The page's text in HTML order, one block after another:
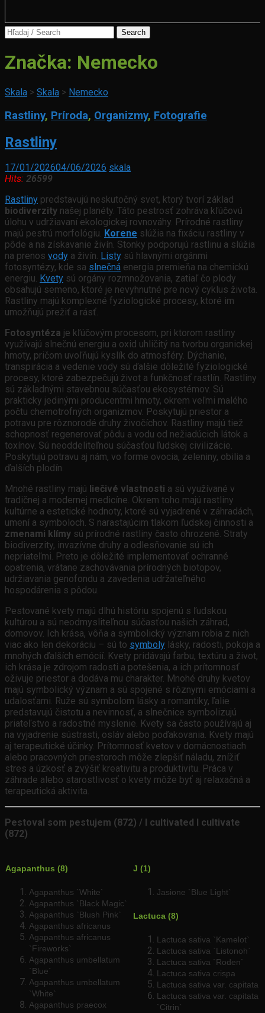
Search
Značka: Nemecko
Skala > Skala > Nemecko
Rastliny, Príroda, Organizmy, Fotografie
Rastliny
17/01/202604/06/2026 skala
Hits: 26599
Rastliny predstavujú neskutočný svet, ktorý tvorí základ
biodiverzity našej planéty. Táto pestrosť zohráva kľúčovú
úlohu v udržiavaní ekologickej rovnováhy. Prírodné rastliny
majú pestrú morfológiu. Korene slúžia na fixáciu rastliny v
pôde a na získavanie živín. Stonky podporujú rastlinu a slúžia
na prenos vody a živín. Listy sú hlavnými orgánmi
fotosyntézy, kde sa slnečná energia premieňa na chemickú
energiu. Kvety sú orgány rozmnožovania, zatiaľ čo plody
obsahujú semeno, ktoré je nevyhnutné pre nový cyklus života.
Rastliny majú komplexné fyziologické procesy, ktoré im
umožňujú prežiť a rásť.
Fotosyntéza je kľúčovým procesom, pri ktorom rastliny
využívajú slnečnú energiu a oxid uhličitý na tvorbu organickej
hmoty, pričom uvoľňujú kyslík do atmosféry. Dýchanie,
transpirácia a vedenie vody sú ďalšie dôležité fyziologické
procesy, ktoré zabezpečujú život a funkčnosť rastlín. Rastliny
sú základnými stavebnou súčasťou ekosystémov. Sú
prakticky jedinými producentmi hmoty, okrem veľmi malého
počtu chemotrofných organizmov. Poskytujú priestor a
potravu pre rôznorodé druhy živočíchov. Rastliny majú tiež
schopnosť regenerovať pôdu a vodu od nežiadúcich látok a
toxínov. Sú neoddeliteľnou súčasťou ľudskej civilizácie.
Poskytujú potravu aj nám, vo forme ovocia, zeleniny, obilia a
ďalších plodín.
Mnohé rastliny majú liečivé vlastnosti a sú využívané v
tradičnej a modernej medicíne. Okrem toho majú rastliny
kultúrne a estetické hodnoty, ktoré sú vyjadrené v záhradách,
umení a symboloch. S narastajúcim tlakom ľudskej činnosti a
zmenami klímy sú prírodné rastliny často ohrozené. Straty
biodiverzity, invazívne druhy a odlesňovanie sú ich
nepriateľmi. Preto je dôležité implementovať ochranné
opatrenia, vrátane zachovávania prírodných biotopov,
udržiavania genofondu a zavedenia udržateľného
hospodárenia s pôdou.
Pestované kvety majú dlhú históriu spojenú s ľudskou
kultúrou a sú neodmysliteľnou súčasťou našich záhrad,
domovov. Ich krása, vôňa a symbolický význam robia z nich
viac ako len dekoráciu – sú to symboly lásky, radosti, pokoja a
mnohých ďalších emócií. Kvety pridávajú farbu, textúru a život,
ich krása je zdrojom radosti a potešenia, a ich prítomnosť
oživuje priestor a dodáva mu charakter. Mnohé druhy kvetov
majú symbolický význam a sú spojené s rôznymi emóciami a
udalosťami. Ruže sú symbolom lásky a romantiky, ľalie
predstavujú čistotu a nevinnosť, a slnečnice symbolizujú
priateľstvo a radostné myslenie. Kvety sa často používajú aj
na vyjadrenie sústrasti, osláv alebo poďakovania. Kvety majú
aj terapeutické účinky. Prítomnosť kvetov v domácnostiach
alebo pracovných priestoroch môže zlepšiť náladu, znížiť
stres a úzkosť a zvýšiť kreativitu a produktivitu. Práca v
záhrade alebo starostlivosť o kvety môže byť aj relaxačná a
terapeutická aktivita.
Pestoval som pestujem (872) / I cultivated I cultivate
(872)
Agapanthus (8)
Agapanthus `White`
Agapanthus `Black Magic`
Agapanthus `Blush Pink`
Agapanthus africanus
Agapanthus africanus
`Fireworks`
Agapanthus umbellatum
`Blue`
Agapanthus umbellatum
`White`
Agapanthus praecox
J (1)
Jasione `Blue Light`
Lactuca (8)
Lactuca sativa `Kamelot`
Lactuca sativa `Listonoh`
Lactuca sativa `Roden`
Lactuca sativa crispa
Lactuca sativa var. capitata
Lactuca sativa var. capitata
`Citrin`